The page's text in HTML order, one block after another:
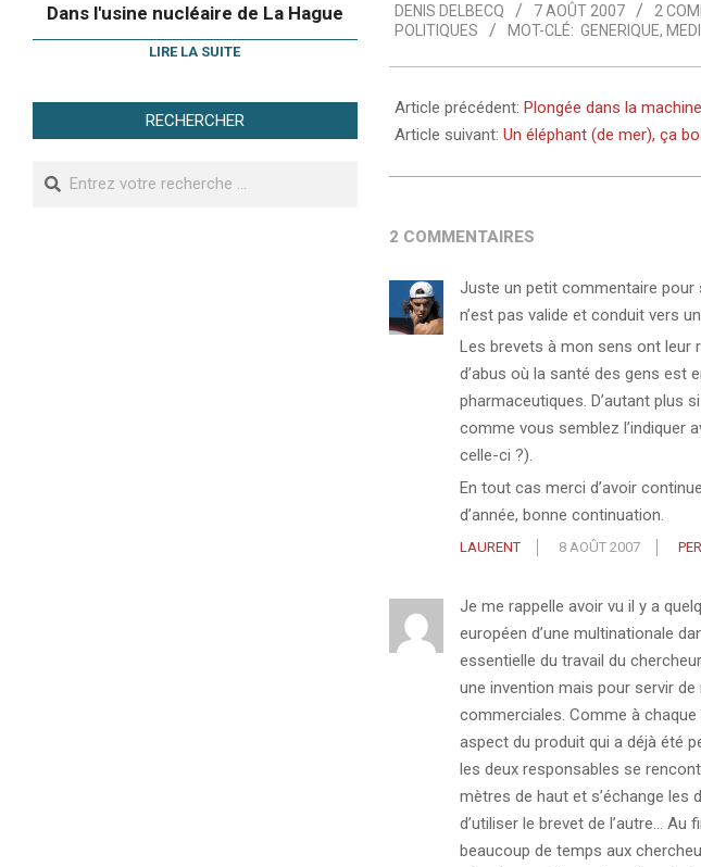
08-
07
DENIS DELBECQ 7 AOÛT 2007 2
POLITIQUES
MOT-CLÉ: GENERIQUE,
Article précédent: Plongée dans la
Article suivant: Un éléphant (de mer), ça
2 COMMENTAIRES
Juste un petit commentaire pour
n’est pas valide et conduit vers
Les brevets à mon sens ont leur
d’abus où la santé des gens est
pharmaceutiques. D’autant plus
comme vous semblez l’indiquer
celle-ci ?).
En tout cas merci d’avoir
d’année, bonne continuation.
LAURENT 8 AOÛT 2007
Je me rappelle avoir vu il y a
européen d’une multinationale
essentielle du travail du
une invention mais pour servir
commerciales. Comme à
aspect du produit qui a déjà été
les deux responsables se
mètres de haut et s’échange les
d’utiliser le brevet de l’autre…
beaucoup de temps aux
Dans l'usine nucléaire de La Hague
LIRE LA SUITE
RECHERCHER